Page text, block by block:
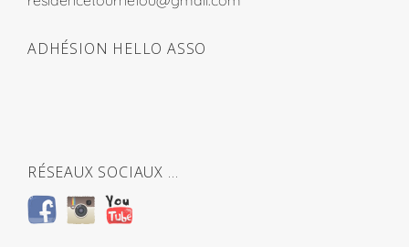
ADHÉSION HELLO ASSO
RÉSEAUX SOCIAUX …